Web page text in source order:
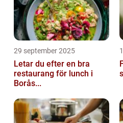
29 september 2025
Letar du efter en bra
restaurang för lunch i
Borås...